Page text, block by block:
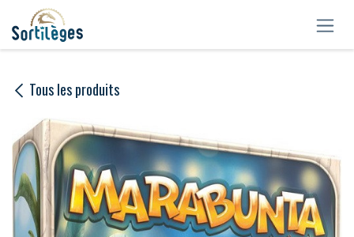
Se rendre au contenu
Tous les produits